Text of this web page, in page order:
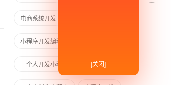
电商系统开发
小程序开发编程
一个人开发小程序 [关闭]